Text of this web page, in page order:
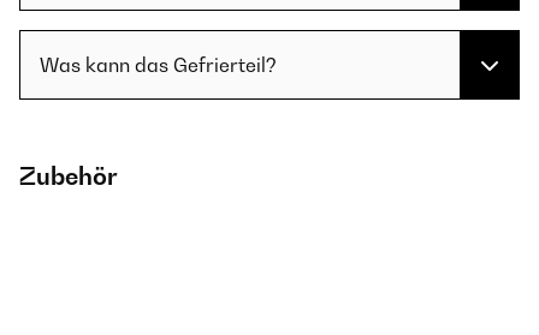
Was kann das Gefrierteil?
Zubehör